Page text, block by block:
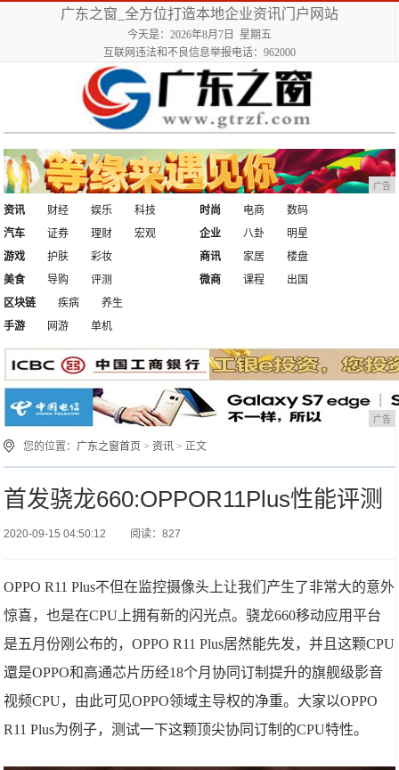
广东之窗_全方位打造本地企业资讯门户网站
今天是：2026年8月7日 星期五
互联网违法和不良信息举报电话：962000
广告
资讯 财经 娱乐
科技
汽车
证券 理财 宏观
时尚 电商
数码
企业
八卦
明星
游戏
护肤
彩妆
美食
导购 评测
商讯 家居
楼盘
微商
课程
出国
区块链
疾病
养生
手游
网游 单机
广告
您的位置： 广东之窗首页 >资讯 > 正文
首发骁龙660:OPPOR11Plus性能评测
2020-09-15 04:50:12 阅读：827
OPPO R11 Plus不但在监控摄像头上让我们产生了非常大的意外
惊喜，也是在CPU上拥有新的闪光点。骁龙660移动应用平台
是五月份刚公布的，OPPO R11 Plus居然能先发，并且这颗CPU
還是OPPO和高通芯片历经18个月协同订制提升的旗舰级影音
视频CPU，由此可见OPPO领域主导权的净重。大家以OPPO
R11 Plus为例子，测试一下这颗顶尖协同订制的CPU特性。